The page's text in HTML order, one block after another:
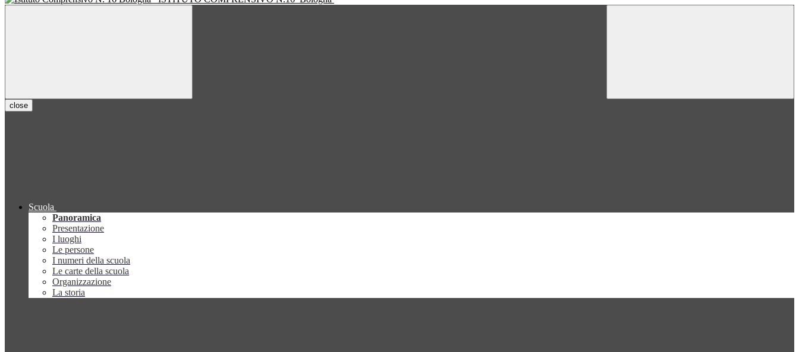
close
Scuola
Panoramica
Presentazione
I luoghi
Le persone
I numeri della scuola
Le carte della scuola
Organizzazione
La storia